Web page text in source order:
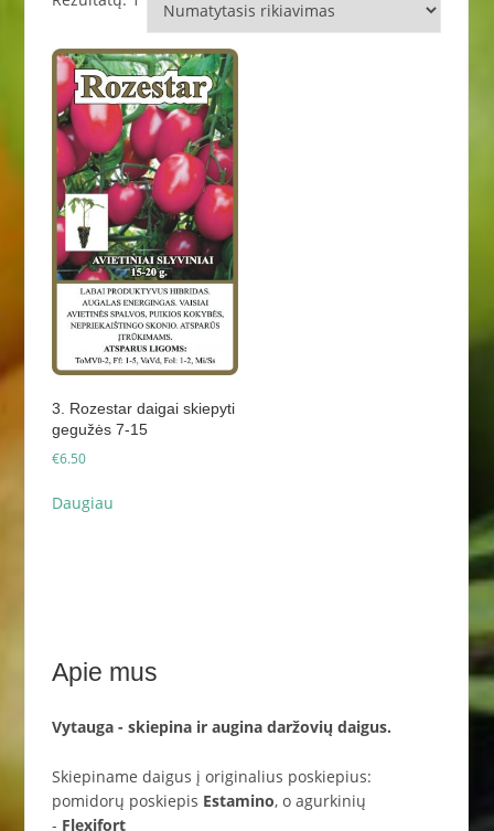
3. Rozestar daigai skiepyti
gegužės 7-15
€6.50
Daugiau
Apie mus
Vytauga - skiepina ir augina daržovių daigus.
Skiepiname daigus į originalius poskiepius:
pomidorų poskiepis Estamino, o agurkinių
- Flexifort